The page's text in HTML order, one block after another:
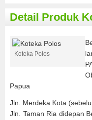
Detail Produk
Koteka Polos
Papua
Jln. Merdeka Kota
Jln. Taman Ria didepan